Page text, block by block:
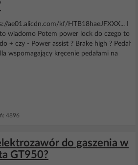
ae01.alicdn.com/kf/HTB18haeJFXXX... I
wiadomo Potem power lock do czego to
+ czy - Power assist ? Brake high ? Pedał
wspomagający kręcenie pedałami na
4896
do gaszenia w
GT950?